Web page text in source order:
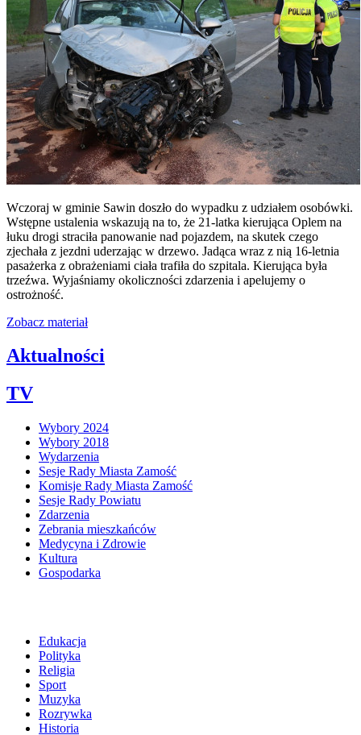
Wczoraj w gminie Sawin doszło do wypadku z udziałem osobówki.
Wstępne ustalenia wskazują na to, że 21-latka kierująca Oplem na
łuku drogi straciła panowanie nad pojazdem, na skutek czego
zjechała z jezdni uderzając w drzewo. Jadąca wraz z nią 16-letnia
pasażerka z obrażeniami ciała trafiła do szpitala. Kierująca była
trzeźwa. Wyjaśniamy okoliczności zdarzenia i apelujemy o
ostrożność.
Zobacz materiał
Aktualności
TV
Wybory 2024
Wybory 2018
Wydarzenia
Sesje Rady Miasta Zamość
Komisje Rady Miasta Zamość
Sesje Rady Powiatu
Zdarzenia
Zebrania mieszkańców
Medycyna i Zdrowie
Kultura
Gospodarka
Edukacja
Polityka
Religia
Sport
Muzyka
Rozrywka
Historia